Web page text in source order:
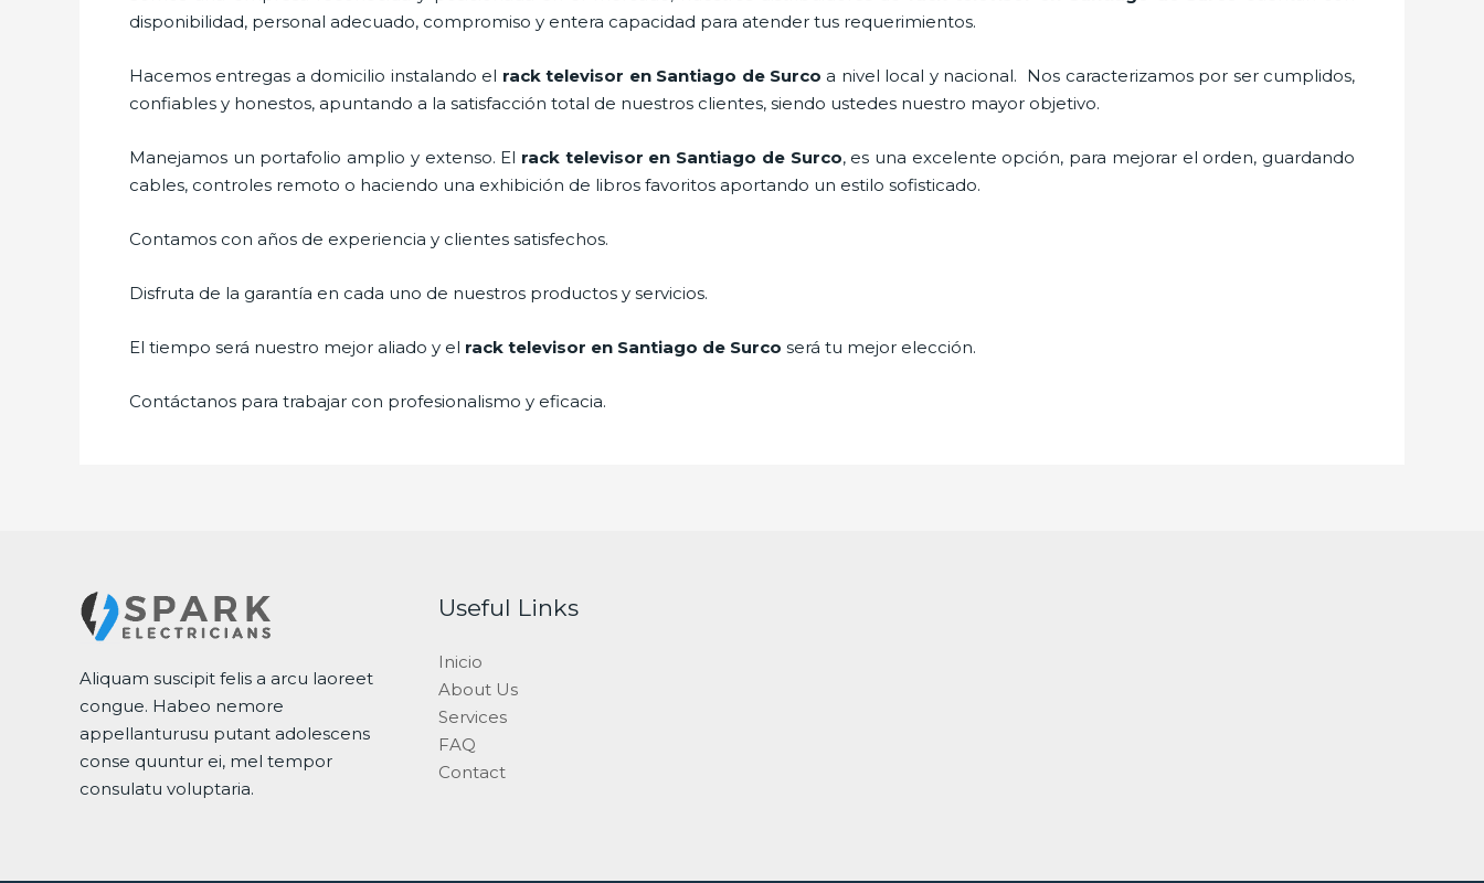
disponibilidad, personal adecuado, compromiso y entera capacidad para atender tus requerimientos.
Hacemos entregas a domicilio instalando el rack televisor en Santiago de Surco a nivel local y nacional. Nos caracterizamos por ser cumplidos,
confiables y honestos, apuntando a la satisfacción total de nuestros clientes, siendo ustedes nuestro mayor objetivo.
Manejamos un portafolio amplio y extenso. El rack televisor en Santiago de Surco, es una excelente opción, para mejorar el orden, guardando
cables, controles remoto o haciendo una exhibición de libros favoritos aportando un estilo sofisticado.
Contamos con años de experiencia y clientes satisfechos.
Disfruta de la garantía en cada uno de nuestros productos y servicios.
El tiempo será nuestro mejor aliado y el rack televisor en Santiago de Surco será tu mejor elección.
Contáctanos para trabajar con profesionalismo y eficacia.
Aliquam suscipit felis a arcu laoreet
congue. Habeo nemore
appellanturusu putant adolescens
conse quuntur ei, mel tempor
consulatu voluptaria.
Useful Links
Inicio
About Us
Services
FAQ
Contact